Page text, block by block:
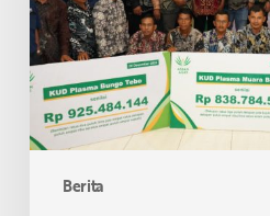
Berita
Sawit
Lestari
untuk
40
KUD
di
Provinsi